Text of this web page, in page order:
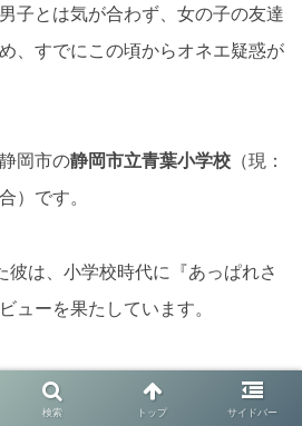
子とは気が合わず、女の子の友達
、すでにこの頃からオネエ疑惑が
岡市の静岡市立青葉小学校 （現：
）です。
彼は、小学校時代に『あっぱれさ
ューを果たしています。
な感性と、エンターテイメントへ
です。
検索 トップ サイドバー